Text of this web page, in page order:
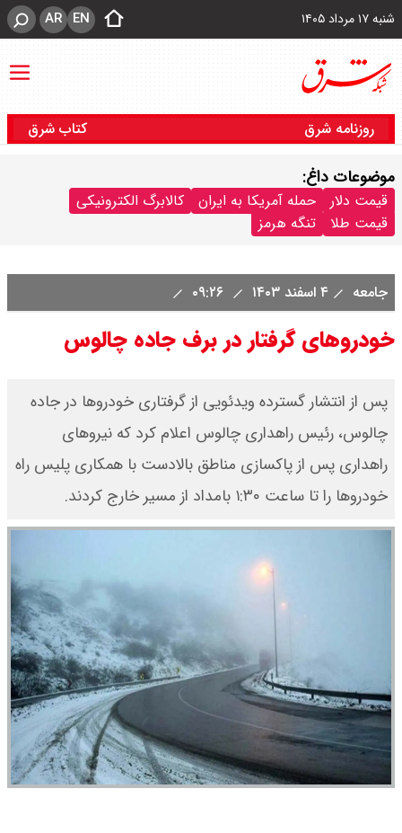
شنبه ۱۷ مرداد ۱۴۰۵ EN
AR
روزنامه شرق کتاب شرق
موضوعات داغ:
قیمت دلار حمله آمریکا به ایران
کالابرگ الکترونیکی
قیمت طلا
تنگه هرمز
جامعه ۴ اسفند ۱۴۰۳
خودروهای گرفتار در برف جاده چالوس
پس از انتشار گسترده ویدئویی از گرفتاری خودروها در جاده
چالوس، رئیس راهداری چالوس اعلام کرد که نیروهای
راهداری پس از پاکسازی مناطق بالادست با همکاری پلیس راه
خودروها را تا ساعت ۱:۳۰ بامداد از مسیر خارج کردند.